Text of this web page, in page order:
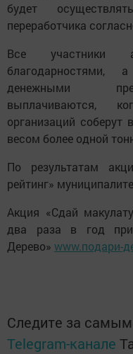
будет
переработчика
Все участники
денежными
выплачиваются,
организаций соберут
весом более одной
По результатам
рейтинг»
Акция «Сдай
два раза в год при
Дерево» www.подари-
Следите за
Telegram-канале